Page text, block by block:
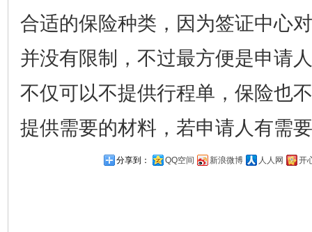
合适的保险种类，因为签证中心
并没有限制，不过最方便是申请
不仅可以不提供行程单，保险也
提供需要的材料，若申请人有需
分享到： QQ空间 新浪微博 人人网 开